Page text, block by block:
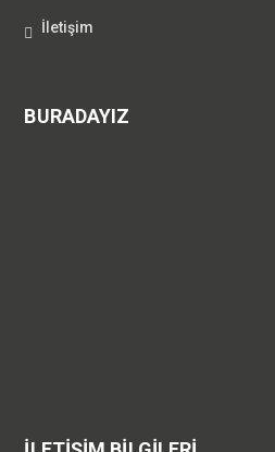
İletişim
BURADAYIZ